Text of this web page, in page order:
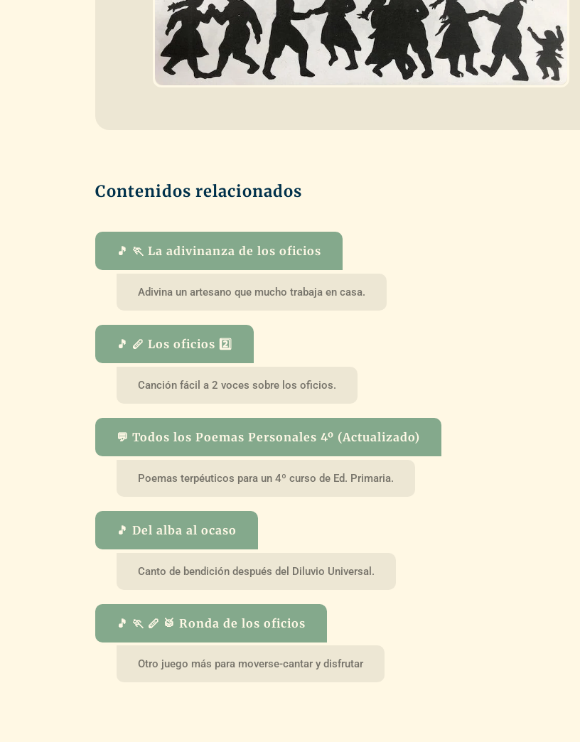
Contenidos relacionados
🎵 🏃 La adivinanza de los oficios
Adivina un artesano que mucho trabaja en casa.
🎵 🪈 Los oficios 2️⃣
Canción fácil a 2 voces sobre los oficios.
💬 Todos los Poemas Personales 4º (Actualizado)
Poemas terpéuticos para un 4º curso de Ed. Primaria.
🎵 Del alba al ocaso
Canto de bendición después del Diluvio Universal.
🎵 🏃 🪈 🥁 Ronda de los oficios
Otro juego más para moverse-cantar y disfrutar